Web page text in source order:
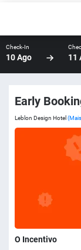
Check-In
10 Ago 11
Early
Leblon Design Hotel
O Incentivo